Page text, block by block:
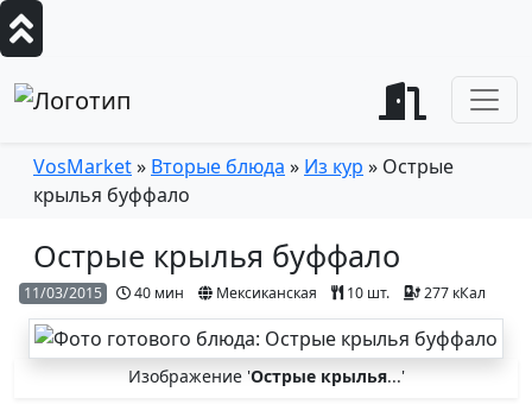
VosMarket» Вторые блюда » Из кур » Острые
крылья буффало
Острые крылья буффало
11/03/2015 40 мин Мексиканская 10 шт. 277 кКал
Изображение 'Острые крылья...'